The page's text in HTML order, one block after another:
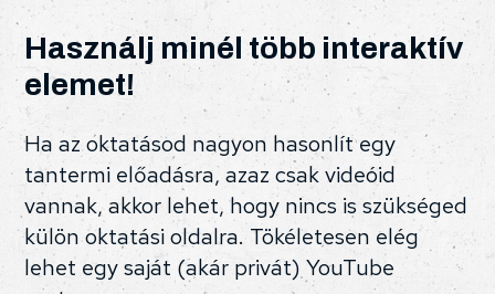
Használj minél több interaktív
elemet!
Ha az oktatásod nagyon hasonlít egy
tantermi előadásra, azaz csak videóid
vannak, akkor lehet, hogy nincs is szükséged
külön oktatási oldalra. Tökéletesen elég
lehet egy saját (akár privát) YouTube